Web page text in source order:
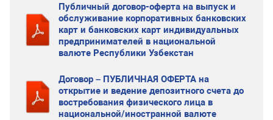
Публичный договор-оферта на выпуск и
обслуживание корпоративных банковских
карт и банковских карт индивидуальных
предпринимателей в национальной
валюте Республики Узбекстан
Договор – ПУБЛИЧНАЯ ОФЕРТА на
открытие и ведение депозитного счета до
востребования физического лица в
национальной/иностранной валюте